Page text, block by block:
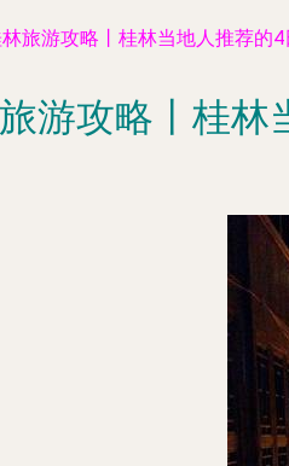
旅游攻略丨桂林当地人推荐的4
游攻略丨桂林